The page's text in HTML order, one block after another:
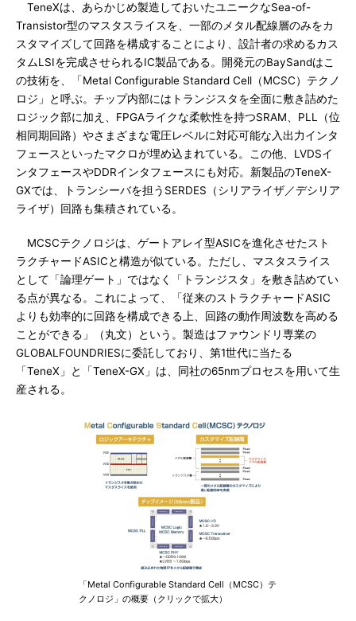
TeneXは、あらかじめ製造しておいたユニークなSea-of-
Transistor型のマスタスライスを、一部のメタル配線層のみをカ
スタマイズして回路を構成することにより、設計者の求めるカス
タムLSIを完成させられるIC製品である。開発元のBaySandはこ
の技術を、「Metal Configurable Standard Cell（MCSC）テクノ
ロジ」と呼ぶ。チップ内部にはトランジスタを全面に敷き詰めた
ロジック部に加え、FPGAライクな柔軟性を持つSRAM、PLL（位
相同期回路）やさまざまな電圧レベルに対応可能な入出力インタ
フェースといったマクロが埋め込まれている。この他、LVDSイ
ンタフェースやDDRインタフェースにも対応。新製品のTeneX-
GXでは、トランシーバを担うSERDES（シリアライザ／デシリア
ライザ）回路も集積されている。
MCSCテクノロジは、ゲートアレイ型ASICを進化させたスト
ラクチャードASICと構造が似ている。ただし、マスタスライス
として「論理ゲート」ではなく「トランジスタ」を敷き詰めてい
る点が異なる。これによって、「従来のストラクチャードASIC
よりも効率的に回路を構成できる上、回路の動作周波数を高める
ことができる」（丸文）という。製造はファウンドリ専業の
GLOBALFOUNDRIESに委託しており、第1世代に当たる
「TeneX」と「TeneX-GX」は、同社の65nmプロセスを用いて生
産される。
「Metal Configurable Standard Cell（MCSC）テ
クノロジ」の概要（クリックで拡大）